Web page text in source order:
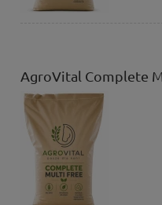
AgroVital Complete